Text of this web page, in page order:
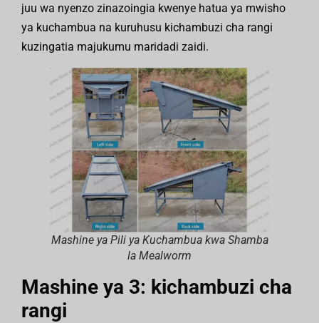
juu wa nyenzo zinazoingia kwenye hatua ya mwisho
ya kuchambua na kuruhusu kichambuzi cha rangi
kuzingatia majukumu maridadi zaidi.
Mashine ya Pili ya Kuchambua kwa Shamba
la Mealworm
Mashine ya 3: kichambuzi cha
rangi